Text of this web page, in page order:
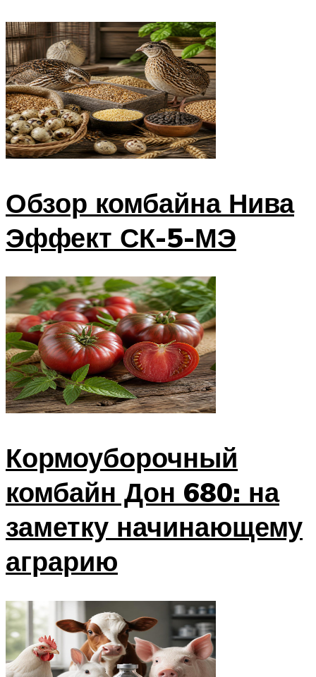
Обзор комбайна Нива
Эффект СК-5-МЭ
Кормоуборочный
комбайн Дон 680: на
заметку начинающему
аграрию